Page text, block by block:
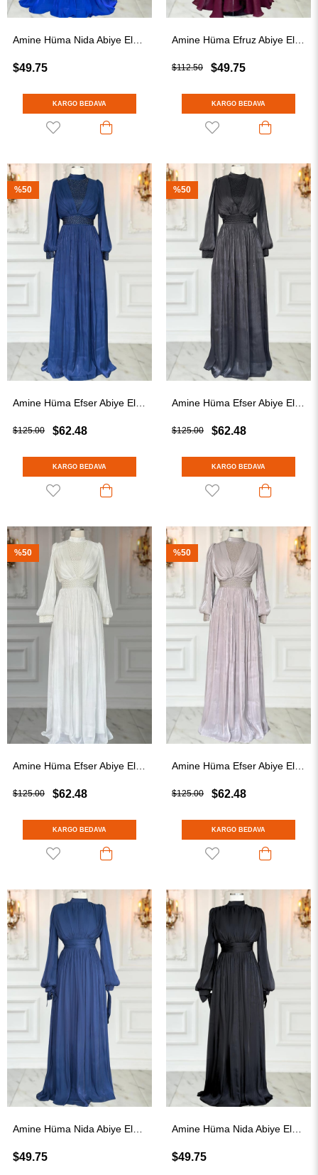
$49.75
KARGO BEDAVA
$49.75
$112.50
KARGO BEDAVA
$62.48
$125.00
KARGO BEDAVA
%50
$62.48
$125.00
KARGO BEDAVA
%50
$62.48
$125.00
KARGO BEDAVA
%50
$62.48
$125.00
KARGO BEDAVA
%50
$49.75 $49.75